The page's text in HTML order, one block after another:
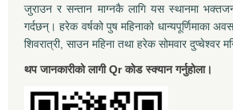
जुराउन र सन्तान माग्नकै लागि यस स्थानमा
गर्दछन्। हरेक वर्षको पुष महिनाको धान्यपूर्णिमाका
शिवरात्री, साउन महिना तथा हरेक सोमवार दुप्चेश्वर
थप जानकारीको लागी Qr कोड स्क्यान गर्नुहोला।